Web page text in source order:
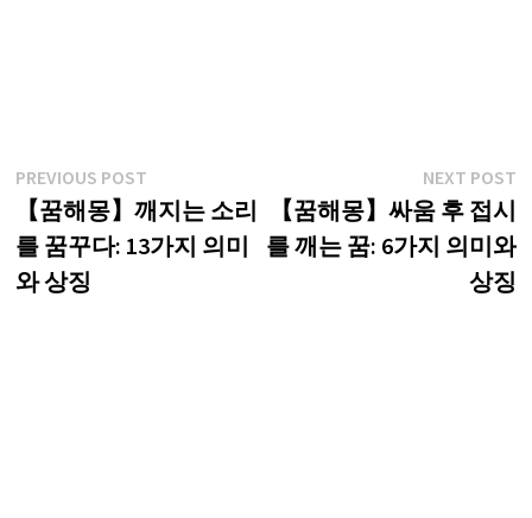
글
탐
색
PREVIOUS POSTPrevious
post:
【꿈해몽】깨지는 소리
를 꿈꾸다: 13가지 의미
와 상징
NEXT POST
【꿈해몽】싸움 후 접시
를 깨는 꿈: 6가지 의미와
상징